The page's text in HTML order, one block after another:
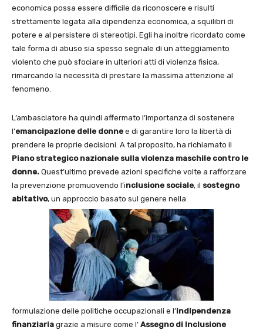
economica possa essere difficile da riconoscere e risulti
strettamente legata alla dipendenza economica, a squilibri di
potere e al persistere di stereotipi. Egli ha inoltre ricordato come
tale forma di abuso sia spesso segnale di un atteggiamento
violento che può sfociare in ulteriori atti di violenza fisica,
rimarcando la necessità di prestare la massima attenzione al
fenomeno.
L’ambasciatore ha quindi affermato l’importanza di sostenere
l’emancipazione delle donne e di garantire loro la libertà di
prendere le proprie decisioni. A tal proposito, ha richiamato il
Piano strategico nazionale sulla violenza maschile contro le
donne. Quest’ultimo prevede azioni specifiche volte a rafforzare
la prevenzione promuovendo l’inclusione sociale, il sostegno
abitativo, un approccio basato sul genere nella
formulazione delle politiche occupazionali e l’indipendenza
finanziaria grazie a misure come l’ Assegno di Inclusione